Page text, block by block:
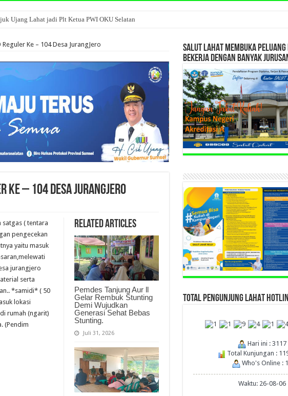
Ujang Lahat jadi Plt Ketua PWI OKU Selatan
Ke – 104 Desa JurangJero
Ke – 104 Desa JurangJero
Related Articles
Pemdes Tanjung Aur ll
Gelar Rembuk Stunting
Demi Wujudkan
Generasi Sehat Bebas
Stunting.
Juli 31, 2026
satgas ( tentara
pengecekan
yaitu masuk
jurangjero
serta
*samidi* ( 50
lokasi
rumah (ngarit)
(Pendim
SALUT LAHAT MEMBUKA
BEKERJA DENGAN BANYAK
TOTAL PENGUNJUNG LAHAT
Hari ini : 3117
Total Kunjungan :
Who's Online :
Waktu: 26-08-06